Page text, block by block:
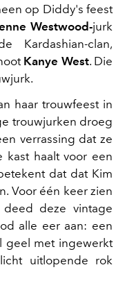
op Diddy's feest
Westwood-jurk
clan,
Kanye West. Die
haar trouwfeest in
trouwjurken droeg
verrassing dat ze
haalt voor een
dat dat Kim
Voor één keer zien
deze vintage
alle eer aan: een
geel met ingewerkt
uitlopende rok